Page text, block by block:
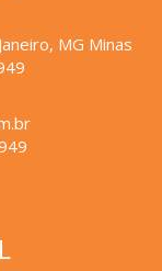
MG Minas